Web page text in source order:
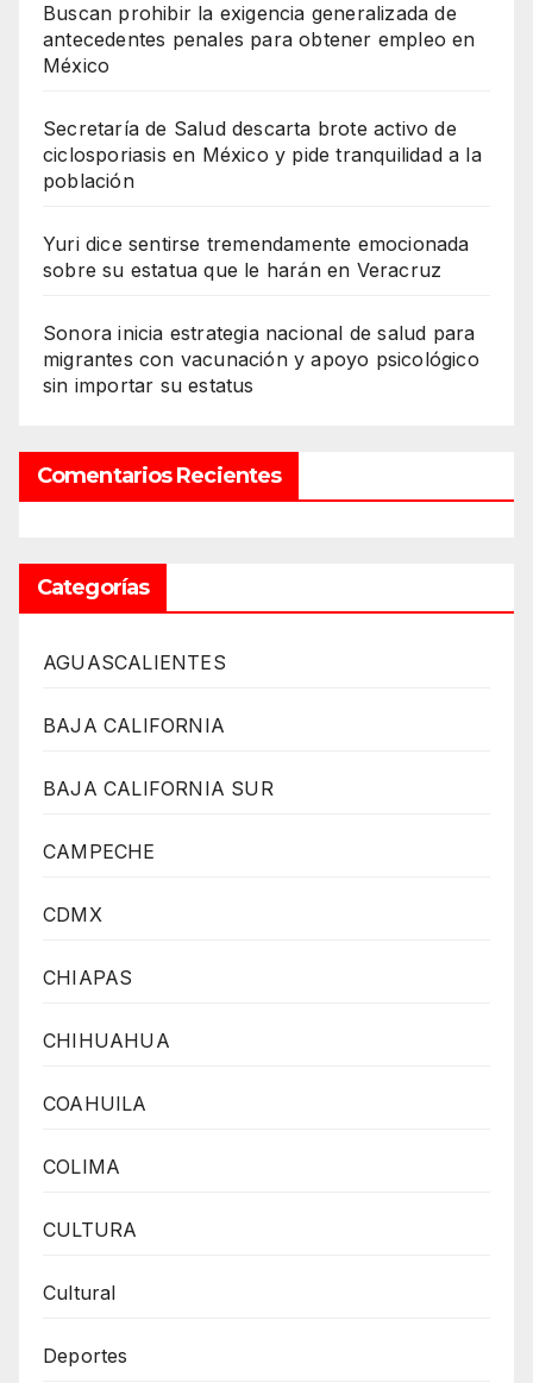
Buscan prohibir la exigencia generalizada de
antecedentes penales para obtener empleo en
México
Secretaría de Salud descarta brote activo de
ciclosporiasis en México y pide tranquilidad a la
población
Yuri dice sentirse tremendamente emocionada
sobre su estatua que le harán en Veracruz
Sonora inicia estrategia nacional de salud para
migrantes con vacunación y apoyo psicológico
sin importar su estatus
Comentarios Recientes
Categorías
AGUASCALIENTES
BAJA CALIFORNIA
BAJA CALIFORNIA SUR
CAMPECHE
CDMX
CHIAPAS
CHIHUAHUA
COAHUILA
COLIMA
CULTURA
Cultural
Deportes